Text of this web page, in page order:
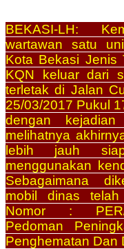
BEKASI-LH:
wartawan satu
Kota Bekasi Jenis
KQN keluar dari
terletak di Jalan
25/03/2017 Pukul
dengan
melihatnya
lebih jauh
menggunakan
Sebagaimana
mobil dinas telah
Nomor : PER/
Pedoman
Penghematan Dan